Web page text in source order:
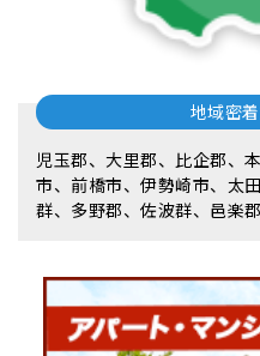
地域密
児玉郡、大里郡、比企郡、
市、前橋市、伊勢崎市、太
群、多野郡、佐波群、邑楽郡